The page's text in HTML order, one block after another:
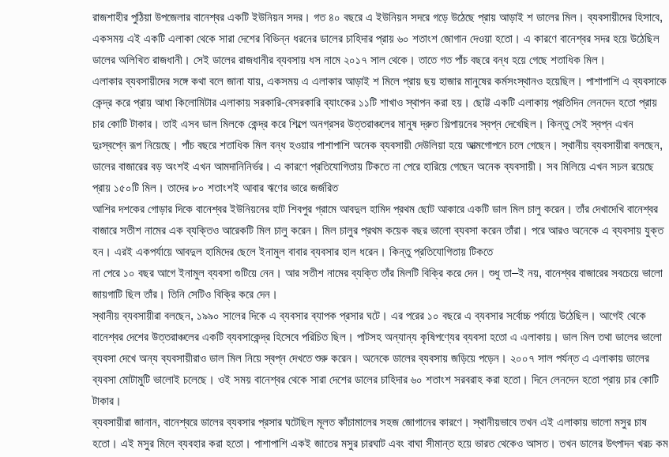
রাজশাহীর পুঠিয়া উপজেলার বানেশ্বর একটি ইউনিয়ন সদর। গত ৪০ বছরে এ ইউনিয়ন সদরে গড়ে উঠেছে প্রায় আড়াই শ ডালের মিল। ব্যবসায়ীদের হিসাবে,
একসময় এই একটি এলাকা থেকে সারা দেশের বিভিন্ন ধরনের ডালের চাহিদার প্রায় ৬০ শতাংশ জোগান দেওয়া হতো। এ কারণে বানেশ্বর সদর হয়ে উঠেছিল
ডালের অলিখিত রাজধানী। সেই ডালের রাজধানীর ব্যবসায় ধস নামে ২০১৭ সাল থেকে। তাতে গত পাঁচ বছরে বন্ধ হয়ে গেছে শতাধিক মিল।
এলাকার ব্যবসায়ীদের সঙ্গে কথা বলে জানা যায়, একসময় এ এলাকার আড়াই শ মিলে প্রায় ছয় হাজার মানুষের কর্মসংস্থানও হয়েছিল। পাশাপাশি এ ব্যবসাকে
কেন্দ্র করে প্রায় আধা কিলোমিটার এলাকায় সরকারি-বেসরকারি ব্যাংকের ১১টি শাখাও স্থাপন করা হয়। ছোট্ট একটি এলাকায় প্রতিদিন লেনদেন হতো প্রায়
চার কোটি টাকার। তাই এসব ডাল মিলকে কেন্দ্র করে শিল্পে অনগ্রসর উত্তরাঞ্চলের মানুষ দ্রুত শিল্পায়নের স্বপ্ন দেখেছিল। কিন্তু সেই স্বপ্ন এখন
দুঃস্বপ্নে রূপ নিয়েছে। পাঁচ বছরে শতাধিক মিল বন্ধ হওয়ার পাশাপাশি অনেক ব্যবসায়ী দেউলিয়া হয়ে আত্মগোপনে চলে গেছেন। স্থানীয় ব্যবসায়ীরা বলছেন,
ডালের বাজারের বড় অংশই এখন আমদানিনির্ভর। এ কারণে প্রতিযোগিতায় টিকতে না পেরে হারিয়ে গেছেন অনেক ব্যবসায়ী। সব মিলিয়ে এখন সচল রয়েছে
প্রায় ১৫০টি মিল। তাদের ৮০ শতাংশই আবার ঋণের ভারে জর্জরিত
আশির দশকের গোড়ার দিকে বানেশ্বর ইউনিয়নের হাট শিবপুর গ্রামে আবদুল হামিদ প্রথম ছোট আকারে একটি ডাল মিল চালু করেন। তাঁর দেখাদেখি বানেশ্বর
বাজারে সতীশ নামের এক ব্যক্তিও আরেকটি মিল চালু করেন। মিল চালুর প্রথম কয়েক বছর ভালো ব্যবসা করেন তাঁরা। পরে আরও অনেকে এ ব্যবসায় যুক্ত
হন। এরই একপর্যায়ে আবদুল হামিদের ছেলে ইনামুল বাবার ব্যবসার হাল ধরেন। কিন্তু প্রতিযোগিতায় টিকতে
না পেরে ১০ বছর আগে ইনামুল ব্যবসা গুটিয়ে নেন। আর সতীশ নামের ব্যক্তি তাঁর মিলটি বিক্রি করে দেন। শুধু তা–ই নয়, বানেশ্বর বাজারের সবচেয়ে ভালো
জায়গাটি ছিল তাঁর। তিনি সেটিও বিক্রি করে দেন।
স্থানীয় ব্যবসায়ীরা বলছেন, ১৯৯০ সালের দিকে এ ব্যবসার ব্যাপক প্রসার ঘটে। এর পরের ১০ বছরে এ ব্যবসার সর্বোচ্চ পর্যায়ে উঠেছিল। আগেই থেকে
বানেশ্বর দেশের উত্তরাঞ্চলের একটি ব্যবসাকেন্দ্র হিসেবে পরিচিত ছিল। পাটসহ অন্যান্য কৃষিপণ্যের ব্যবসা হতো এ এলাকায়। ডাল মিল তথা ডালের ভালো
ব্যবসা দেখে অন্য ব্যবসায়ীরাও ডাল মিল নিয়ে স্বপ্ন দেখতে শুরু করেন। অনেকে ডালের ব্যবসায় জড়িয়ে পড়েন। ২০০৭ সাল পর্যন্ত এ এলাকায় ডালের
ব্যবসা মোটামুটি ভালোই চলেছে। ওই সময় বানেশ্বর থেকে সারা দেশের ডালের চাহিদার ৬০ শতাংশ সরবরাহ করা হতো। দিনে লেনদেন হতো প্রায় চার কোটি
টাকার।
ব্যবসায়ীরা জানান, বানেশ্বরে ডালের ব্যবসার প্রসার ঘটেছিল মূলত কাঁচামালের সহজ জোগানের কারণে। স্থানীয়ভাবে তখন এই এলাকায় ভালো মসুর চাষ
হতো। এই মসুর মিলে ব্যবহার করা হতো। পাশাপাশি একই জাতের মসুর চারঘাট এবং বাঘা সীমান্ত হয়ে ভারত থেকেও আসত। তখন ডালের উৎপাদন খরচ কম